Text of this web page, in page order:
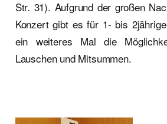
Str. 31). Aufgrund der großen
Konzert gibt es für 1- bis
ein weiteres Mal die
Lauschen und Mitsummen.